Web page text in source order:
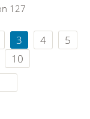
127
3 4
5
10